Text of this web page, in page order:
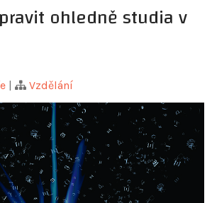
ohledně studia v
| Vzdělání